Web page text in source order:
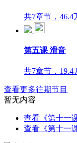
共7章节，46.4
第五课 滑音
共7章节，19.4
查看更多往期节目
暂无内容
查看《第十一
查看《第十一